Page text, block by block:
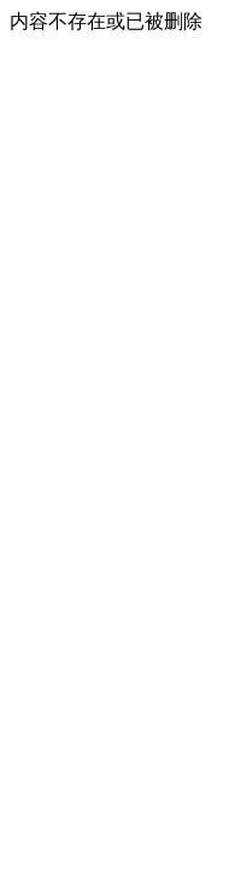
内容不存在或已被删除